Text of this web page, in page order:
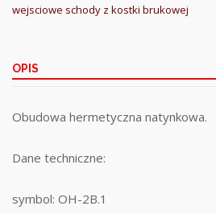
wejsciowe schody z kostki brukowej
OPIS
Obudowa hermetyczna natynkowa.
Dane techniczne:
symbol: OH-2B.1